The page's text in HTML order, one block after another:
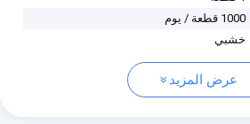
1000 قطعة / يوم
خشبي
عرض المزيد